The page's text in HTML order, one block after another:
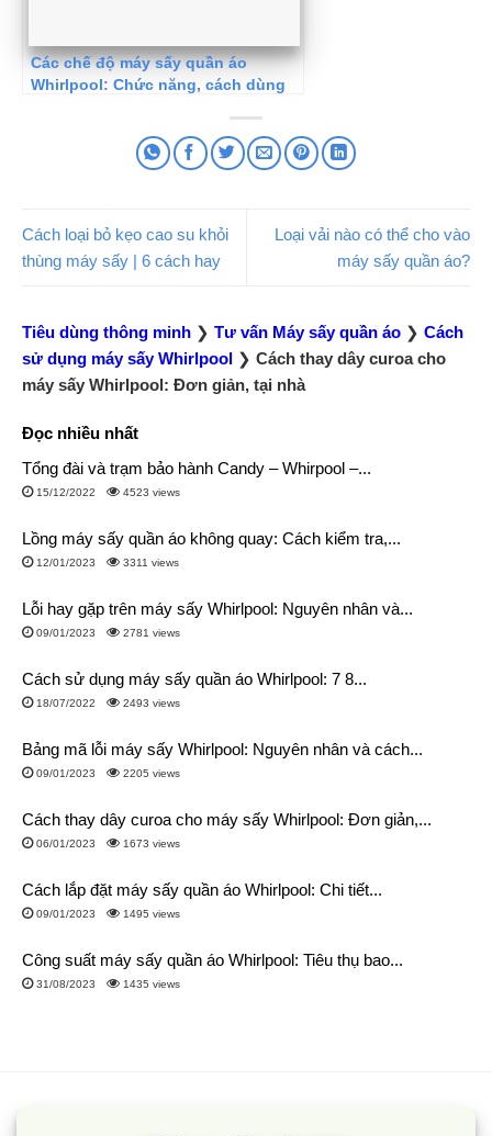
Các chế độ máy sấy quần áo
Whirlpool: Chức năng, cách dùng
Cách loại bỏ kẹo cao su khỏi
thùng máy sấy | 6 cách hay
Loại vải nào có thể cho vào
máy sấy quần áo?
Tiêu dùng thông minh ❯ Tư vấn Máy sấy quần áo ❯ Cách
sử dụng máy sấy Whirlpool ❯ Cách thay dây curoa cho
máy sấy Whirlpool: Đơn giản, tại nhà
Đọc nhiều nhất
Tổng đài và trạm bảo hành Candy – Whirpool –...
15/12/2022 4523 views
Lồng máy sấy quần áo không quay: Cách kiểm tra,...
12/01/2023 3311 views
Lỗi hay gặp trên máy sấy Whirlpool: Nguyên nhân và...
09/01/2023 2781 views
Cách sử dụng máy sấy quần áo Whirlpool: 7 8...
18/07/2022 2493 views
Bảng mã lỗi máy sấy Whirlpool: Nguyên nhân và cách...
09/01/2023 2205 views
Cách thay dây curoa cho máy sấy Whirlpool: Đơn giản,...
06/01/2023 1673 views
Cách lắp đặt máy sấy quần áo Whirlpool: Chi tiết...
09/01/2023 1495 views
Công suất máy sấy quần áo Whirlpool: Tiêu thụ bao...
31/08/2023 1435 views